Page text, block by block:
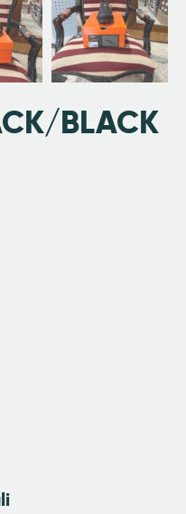
BLACK